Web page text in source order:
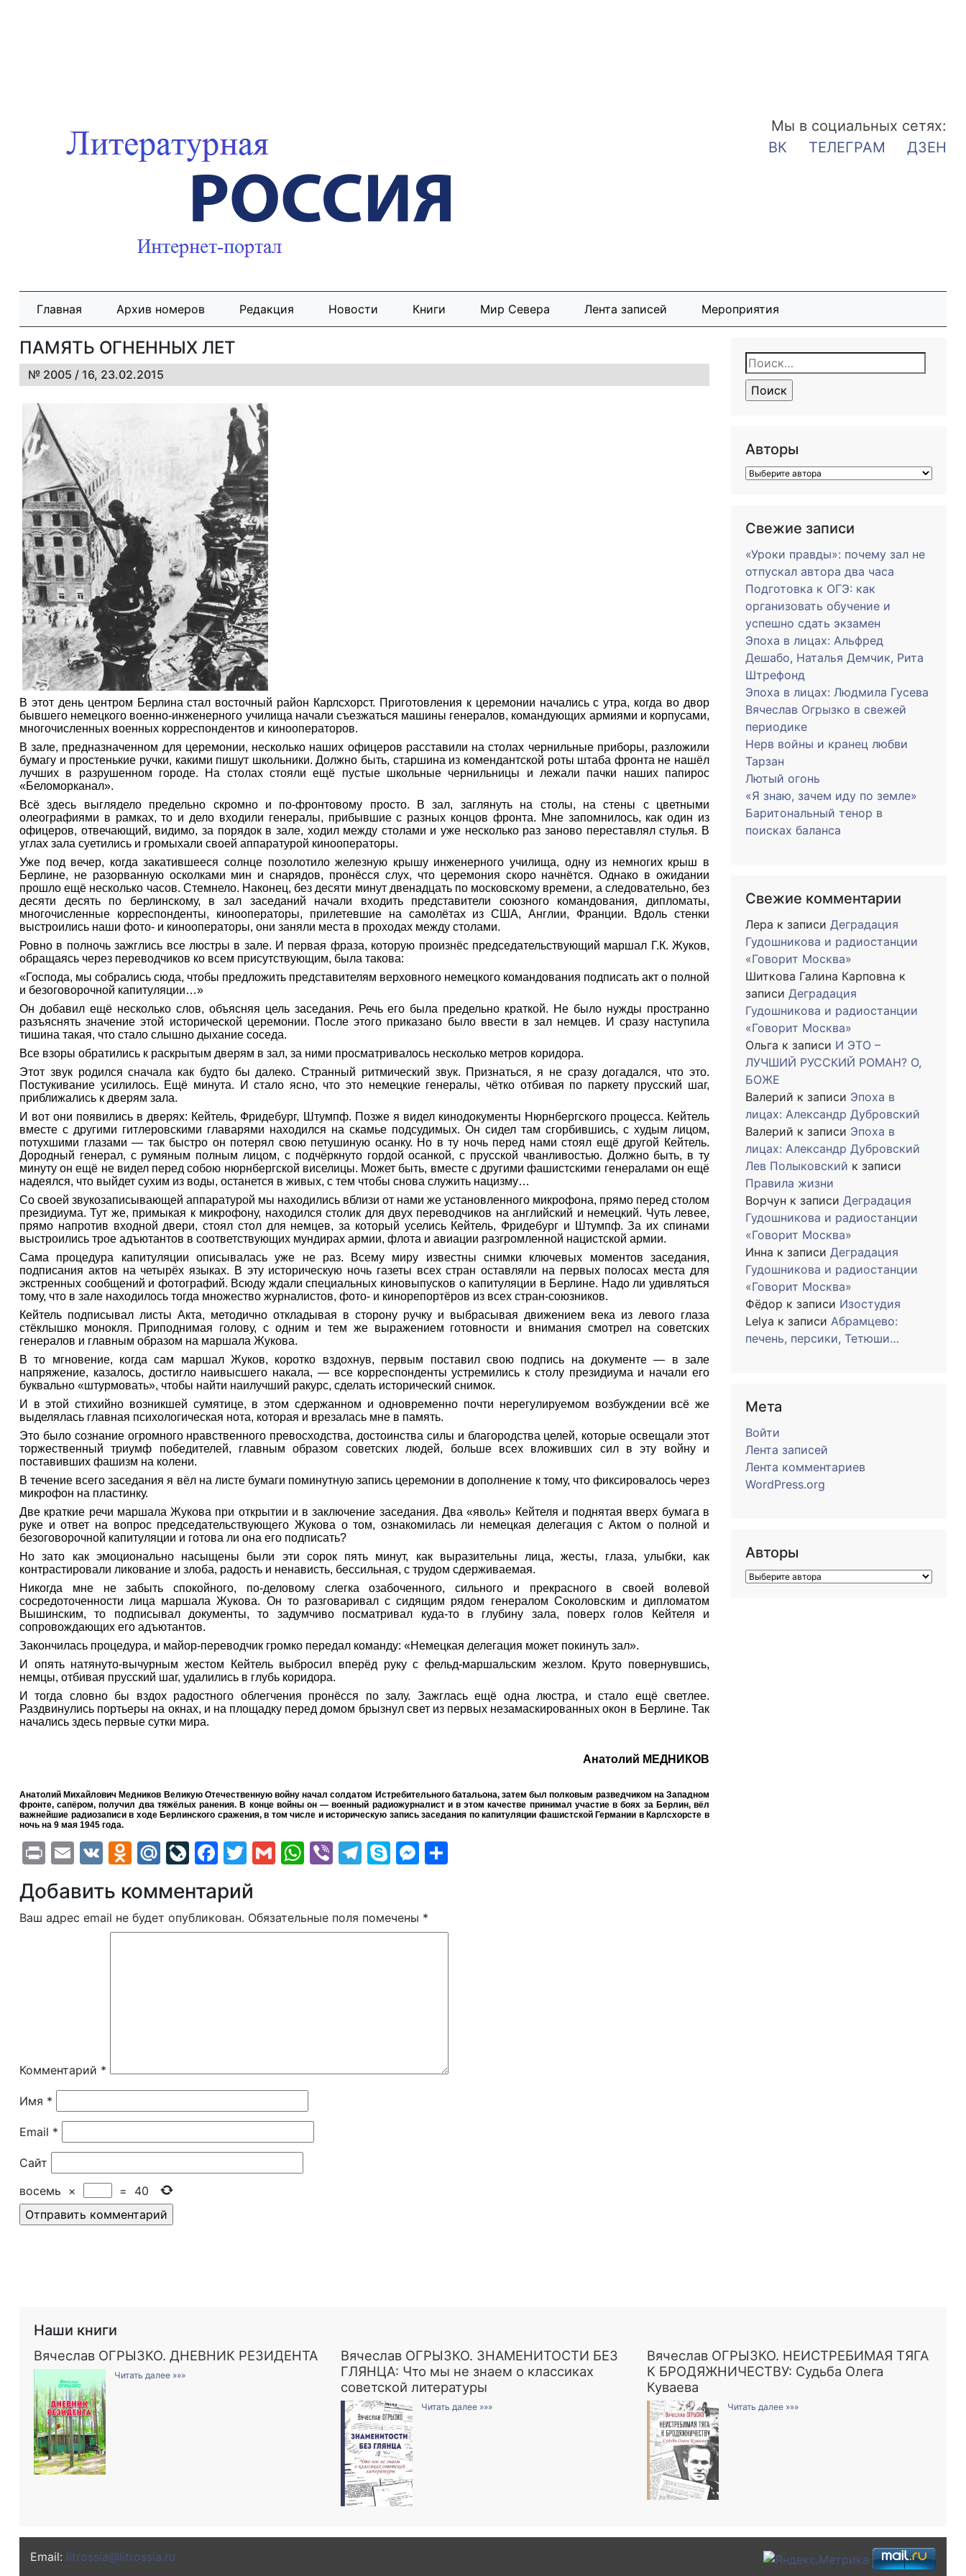
Мы в социальных сетях:
ВК
ТЕЛЕГРАМ ДЗЕН
Главная Архив номеров Редакция Новости Книги Мир Севера Лента записей Мероприятия
ПАМЯТЬ ОГНЕННЫХ ЛЕТ
№ 2005 / 16, 23.02.2015
В этот день центром Берлина стал восточный район Карлсхорст. Приготовления к церемонии начались с утра, когда во двор
бывшего немецкого военно-инженерного училища начали съезжаться машины генералов, командующих армиями и корпусами,
многочисленных военных корреспондентов и кинооператоров.
В зале, предназначенном для церемонии, несколько наших офицеров расставили на столах чернильные приборы, разложили
бумагу и простенькие ручки, какими пишут школьники. Должно быть, старшина из комендантской роты штаба фронта не нашёл
лучших в разрушенном городе. На столах стояли ещё пустые школьные чернильницы и лежали пачки наших папирос
«Беломорканал».
Всё здесь выглядело предельно скромно и по-фронтовому просто. В зал, заглянуть на столы, на стены с цветными
олеографиями в рамках, то и дело входили генералы, прибывшие с разных концов фронта. Мне запомнилось, как один из
офицеров, отвечающий, видимо, за порядок в зале, ходил между столами и уже несколько раз заново переставлял стулья. В
углах зала суетились и громыхали своей аппаратурой кинооператоры.
Уже под вечер, когда закатившееся солнце позолотило железную крышу инженерного училища, одну из немногих крыш в
Берлине, не разорванную осколками мин и снарядов, пронёсся слух, что церемония скоро начнётся. Однако в ожидании
прошло ещё несколько часов. Стемнело. Наконец, без десяти минут двенадцать по московскому времени, а следовательно, без
десяти десять по берлинскому, в зал заседаний начали входить представители союзного командования, дипломаты,
многочисленные корреспонденты, кинооператоры, прилетевшие на самолётах из США, Англии, Франции. Вдоль стенки
выстроились наши фото- и кинооператоры, они заняли места в проходах между столами.
Ровно в полночь зажглись все люстры в зале. И первая фраза, которую произнёс председательствующий маршал Г.К. Жуков,
обращаясь через переводчиков ко всем присутствующим, была такова:
«Господа, мы собрались сюда, чтобы предложить представителям верховного немецкого командования подписать акт о полной
и безоговорочной капитуляции…»
Он добавил ещё несколько слов, объясняя цель заседания. Речь его была предельно краткой. Не было нужды пространно
разъяснять значение этой исторической церемонии. После этого приказано было ввести в зал немцев. И сразу наступила
тишина такая, что стало слышно дыхание соседа.
Все взоры обратились к раскрытым дверям в зал, за ними просматривалось несколько метров коридора.
Этот звук родился сначала как будто бы далеко. Странный ритмический звук. Признаться, я не сразу догадался, что это.
Постукивание усилилось. Ещё минута. И стало ясно, что это немецкие генералы, чётко отбивая по паркету прусский шаг,
приближались к дверям зала.
И вот они появились в дверях: Кейтель, Фридебург, Штумпф. Позже я видел кинодокументы Нюрнбергского процесса. Кейтель
вместе с другими гитлеровскими главарями находился на скамье подсудимых. Он сидел там сгорбившись, с худым лицом,
потухшими глазами — так быстро он потерял свою петушиную осанку. Но в ту ночь перед нами стоял ещё другой Кейтель.
Дородный генерал, с румяным полным лицом, с подчёркнуто гордой осанкой, с прусской чванливостью. Должно быть, в ту
минуту он ещё не видел перед собою нюрнбергской виселицы. Может быть, вместе с другими фашистскими генералами он ещё
надеялся, что выйдет сухим из воды, останется в живых, с тем чтобы снова служить нацизму…
Со своей звукозаписывающей аппаратурой мы находились вблизи от нами же установленного микрофона, прямо перед столом
президиума. Тут же, примыкая к микрофону, находился столик для двух переводчиков на английский и немецкий. Чуть левее,
прямо напротив входной двери, стоял стол для немцев, за который уселись Кейтель, Фридебург и Штумпф. За их спинами
выстроились трое адъютантов в соответствующих мундирах армии, флота и авиации разгромленной нацистской армии.
Сама процедура капитуляции описывалась уже не раз. Всему миру известны снимки ключевых моментов заседания,
подписания актов на четырёх языках. В эту историческую ночь газеты всех стран оставляли на первых полосах места для
экстренных сообщений и фотографий. Всюду ждали специальных киновыпусков о капитуляции в Берлине. Надо ли удивляться
тому, что в зале находилось тогда множество журналистов, фото- и кинорепортёров из всех стран-союзников.
Кейтель подписывал листы Акта, методично откладывая в сторону ручку и выбрасывая движением века из левого глаза
стёклышко монокля. Приподнимая голову, с одним и тем же выражением готовности и внимания смотрел на советских
генералов и главным образом на маршала Жукова.
В то мгновение, когда сам маршал Жуков, коротко вздохнув, первым поставил свою подпись на документе — в зале
напряжение, казалось, достигло наивысшего накала, — все корреспонденты устремились к столу президиума и начали его
буквально «штурмовать», чтобы найти наилучший ракурс, сделать исторический снимок.
И в этой стихийно возникшей сумятице, в этом сдержанном и одновременно почти нерегулируемом возбуждении всё же
выделялась главная психологическая нота, которая и врезалась мне в память.
Это было сознание огромного нравственного превосходства, достоинства силы и благородства целей, которые освещали этот
торжественный триумф победителей, главным образом советских людей, больше всех вложивших сил в эту войну и
поставивших фашизм на колени.
В течение всего заседания я вёл на листе бумаги поминутную запись церемонии в дополнение к тому, что фиксировалось через
микрофон на пластинку.
Две краткие речи маршала Жукова при открытии и в заключение заседания. Два «яволь» Кейтеля и поднятая вверх бумага в
руке и ответ на вопрос председательствующего Жукова о том, ознакомилась ли немецкая делегация с Актом о полной и
безоговорочной капитуляции и готова ли она его подписать?
Но зато как эмоционально насыщены были эти сорок пять минут, как выразительны лица, жесты, глаза, улыбки, как
контрастировали ликование и злоба, радость и ненависть, бессильная, с трудом сдерживаемая.
Никогда мне не забыть спокойного, по-деловому слегка озабоченного, сильного и прекрасного в своей волевой
сосредоточенности лица маршала Жукова. Он то разговаривал с сидящим рядом генералом Соколовским и дипломатом
Вышинским, то подписывал документы, то задумчиво посматривал куда-то в глубину зала, поверх голов Кейтеля и
сопровождающих его адъютантов.
Закончилась процедура, и майор-переводчик громко передал команду: «Немецкая делегация может покинуть зал».
И опять натянуто-вычурным жестом Кейтель выбросил вперёд руку с фельд-маршальским жезлом. Круто повернувшись,
немцы, отбивая прусский шаг, удалились в глубь коридора.
И тогда словно бы вздох радостного облегчения пронёсся по залу. Зажглась ещё одна люстра, и стало ещё светлее.
Раздвинулись портьеры на окнах, и на площадку перед домом брызнул свет из первых незамаскированных окон в Берлине. Так
начались здесь первые сутки мира.
Анатолий МЕДНИКОВ
Анатолий Михайлович Медников Великую Отечественную войну начал солдатом Истребительного батальона, затем был полковым разведчиком на Западном
фронте, сапёром, получил два тяжёлых ранения. В конце войны он — военный радиожурналист и в этом качестве принимал участие в боях за Берлин, вёл
важнейшие радиозаписи в ходе Берлинского сражения, в том числе и историческую запись заседания по капитуляции фашистской Германии в Карлсхорсте в
ночь на 9 мая 1945 года.
PrintEmail
VK Odnoklassniki
Mail.Ru
LiveJournal
Facebook
Twitter
GmailWhatsApp
ViberTelegram
SkypeMessenger
Добавить комментарий
Ваш адрес email не будет опубликован. Обязательные поля помечены *
Комментарий *
Имя *
Email *
Сайт
восемь × = 40
Найти:
Авторы
Свежие записи
«Уроки правды»: почему зал не
отпускал автора два часа
Подготовка к ОГЭ: как
организовать обучение и
успешно сдать экзамен
Эпоха в лицах: Альфред
Дешабо, Наталья Демчик, Рита
Штрефонд
Эпоха в лицах: Людмила Гусева
Вячеслав Огрызко в свежей
периодике
Нерв войны и кранец любви
Тарзан
Лютый огонь
«Я знаю, зачем иду по земле»
Баритональный тенор в
поисках баланса
Свежие комментарии
Лера к записи Деградация
Гудошникова и радиостанции
«Говорит Москва»
Шиткова Галина Карповна к
записи Деградация
Гудошникова и радиостанции
«Говорит Москва»
Ольга к записи И ЭТО –
ЛУЧШИЙ РУССКИЙ РОМАН? О,
БОЖЕ
Валерий к записи Эпоха в
лицах: Александр Дубровский
Валерий к записи Эпоха в
лицах: Александр Дубровский
Лев Полыковский к записи
Правила жизни
Ворчун к записи Деградация
Гудошникова и радиостанции
«Говорит Москва»
Инна к записи Деградация
Гудошникова и радиостанции
«Говорит Москва»
Фёдор к записи Изостудия
Lelya к записи Абрамцево:
печень, персики, Тетюши…
Мета
Войти
Лента записей
Лента комментариев
WordPress.org
Авторы
Наши книги
Вячеслав ОГРЫЗКО. ДНЕВНИК РЕЗИДЕНТА
Читать далее »»»
Вячеслав ОГРЫЗКО. ЗНАМЕНИТОСТИ БЕЗ
ГЛЯНЦА: Что мы не знаем о классиках
советской литературы
Читать далее »»»
Вячеслав ОГРЫЗКО. НЕИСТРЕБИМАЯ ТЯГА
К БРОДЯЖНИЧЕСТВУ: Судьба Олега
Куваева
Читать далее »»»
Email: litrossia@litrossia.ru